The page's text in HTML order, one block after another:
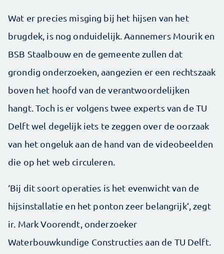
Wat er precies misging bij het hijsen van het
brugdek, is nog onduidelijk. Aannemers Mourik en
BSB Staalbouw en de gemeente zullen dat
grondig onderzoeken, aangezien er een rechtszaak
boven het hoofd van de verantwoordelijken
hangt. Toch is er volgens twee experts van de TU
Delft wel degelijk iets te zeggen over de oorzaak
van het ongeluk aan de hand van de videobeelden
die op het web circuleren.
‘Bij dit soort operaties is het evenwicht van de
hijsinstallatie en het ponton zeer belangrijk’, zegt
ir. Mark Voorendt, onderzoeker
Waterbouwkundige Constructies aan de TU Delft.